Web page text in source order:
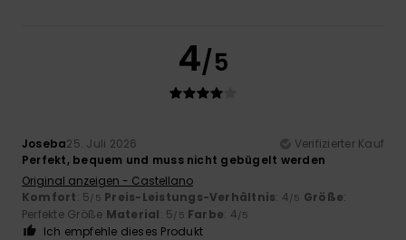
4/5
Joseba25. Juli 2026
Verifizierter Kauf
Perfekt, bequem und muss nicht gebügelt werden
Original anzeigen - Castellano
Komfort: 5/5 Preis-Leistungs-Verhältnis: 4/5 Größe:
Perfekte Größe Material: 5/5 Farbe: 4/5
Ich empfehle dieses Produkt